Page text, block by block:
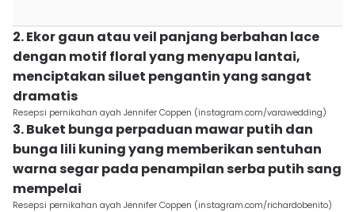
2. Ekor gaun atau veil panjang berbahan lace
dengan motif floral yang menyapu lantai,
menciptakan siluet pengantin yang sangat
dramatis
Resepsi pernikahan ayah Jennifer Coppen (instagram.com/varawedding)
3. Buket bunga perpaduan mawar putih dan
bunga lili kuning yang memberikan sentuhan
warna segar pada penampilan serba putih sang
mempelai
Resepsi pernikahan ayah Jennifer Coppen (instagram.com/richardobenito)